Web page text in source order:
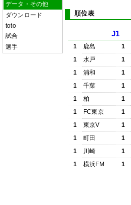
データ・その他
ダウンロード
toto
試合
選手
順位表
J1
1 鹿島 1
1
水戸 1
1
浦和 1
1
千葉 1
1
柏 1
1
FC東京 1
1
東京V 1
1
町田 1
1
川崎 1
1
横浜FM 1